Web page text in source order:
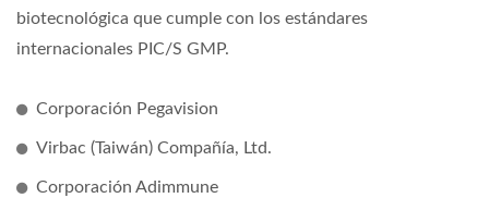
biotecnológica que cumple con los estándares
internacionales PIC/S GMP.
Corporación Pegavision
Virbac (Taiwán) Compañía, Ltd.
Corporación Adimmune